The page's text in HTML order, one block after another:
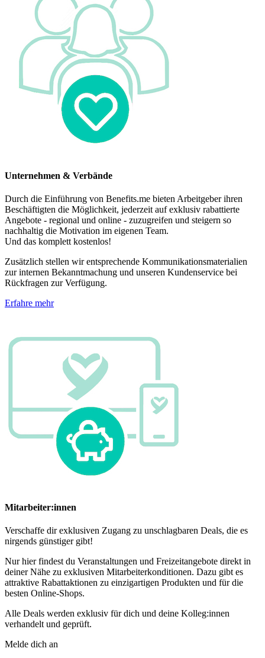
Unternehmen & Verbände
Durch die Einführung von Benefits.me bieten Arbeitgeber ihren
Beschäftigten die Möglichkeit, jederzeit auf exklusiv rabattierte
Angebote - regional und online - zuzugreifen und steigern so
nachhaltig die Motivation im eigenen Team.
Und das komplett kostenlos!
Zusätzlich stellen wir entsprechende Kommunikationsmaterialien
zur internen Bekanntmachung und unseren Kundenservice bei
Rückfragen zur Verfügung.
Erfahre mehr
Mitarbeiter:innen
Verschaffe dir exklusiven Zugang zu unschlagbaren Deals, die es
nirgends günstiger gibt!
Nur hier findest du Veranstaltungen und Freizeitangebote direkt in
deiner Nähe zu exklusiven Mitarbeiterkonditionen. Dazu gibt es
attraktive Rabattaktionen zu einzigartigen Produkten und für die
besten Online-Shops.
Alle Deals werden exklusiv für dich und deine Kolleg:innen
verhandelt und geprüft.
Melde dich an